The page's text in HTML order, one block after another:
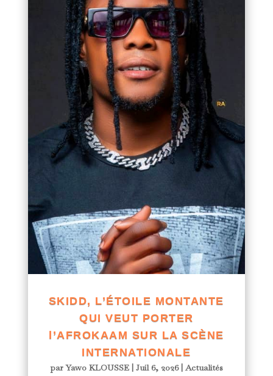
SKIDD, L’ÉTOILE MONTANTE
QUI VEUT PORTER
l’AFROKAAM SUR LA SCÈNE
INTERNATIONALE
parYawo KLOUSSE| Juil 6, 2026|Actualités